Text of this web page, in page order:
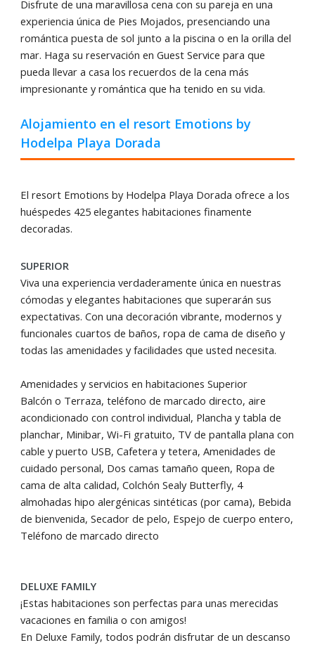
Disfrute de una maravillosa cena con su pareja en una
experiencia única de Pies Mojados, presenciando una
romántica puesta de sol junto a la piscina o en la orilla del
mar. Haga su reservación en Guest Service para que
pueda llevar a casa los recuerdos de la cena más
impresionante y romántica que ha tenido en su vida.
Alojamiento en el resort Emotions by
Hodelpa Playa Dorada
El resort Emotions by Hodelpa Playa Dorada ofrece a los
huéspedes 425 elegantes habitaciones finamente
decoradas.
SUPERIOR
Viva una experiencia verdaderamente única en nuestras
cómodas y elegantes habitaciones que superarán sus
expectativas. Con una decoración vibrante, modernos y
funcionales cuartos de baños, ropa de cama de diseño y
todas las amenidades y facilidades que usted necesita.
Amenidades y servicios en habitaciones Superior
Balcón o Terraza, teléfono de marcado directo, aire
acondicionado con control individual, Plancha y tabla de
planchar, Minibar, Wi-Fi gratuito, TV de pantalla plana con
cable y puerto USB, Cafetera y tetera, Amenidades de
cuidado personal, Dos camas tamaño queen, Ropa de
cama de alta calidad, Colchón Sealy Butterfly, 4
almohadas hipo alergénicas sintéticas (por cama), Bebida
de bienvenida, Secador de pelo, Espejo de cuerpo entero,
Teléfono de marcado directo
DELUXE FAMILY
¡Estas habitaciones son perfectas para unas merecidas
vacaciones en familia o con amigos!
En Deluxe Family, todos podrán disfrutar de un descanso